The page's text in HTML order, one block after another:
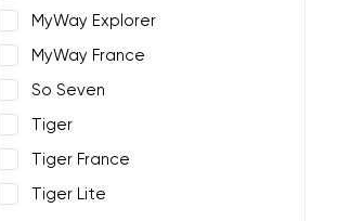
MyWay Explorer
MyWay France
So Seven
Tiger
Tiger France
Tiger Lite